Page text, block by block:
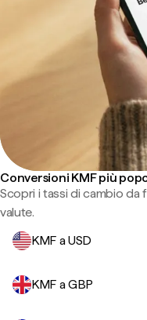
Conversioni KMF più
Scopri i tassi di cambio da
valute.
KMF a USD
KMF a GBP